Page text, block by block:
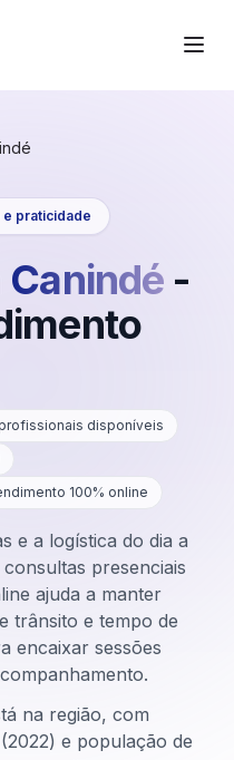
e praticidade
Canindé -
disponíveis
100% online
e a logística do dia a
presenciais
ajuda a manter
trânsito e tempo de
encaixar sessões
na região, com
e população de